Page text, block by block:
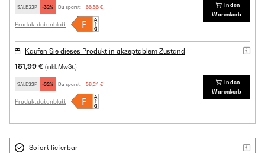
SALE32P -32% Du sparst: 66,56 €
Produktdatenblatt
In den
Warenkorb
Kaufen Sie dieses Produkt in akzeptablem Zustand
181,99 € (inkl. MwSt.)
SALE32P -32% Du sparst: 58,24 €
Produktdatenblatt
In den
Warenkorb
Sofort lieferbar